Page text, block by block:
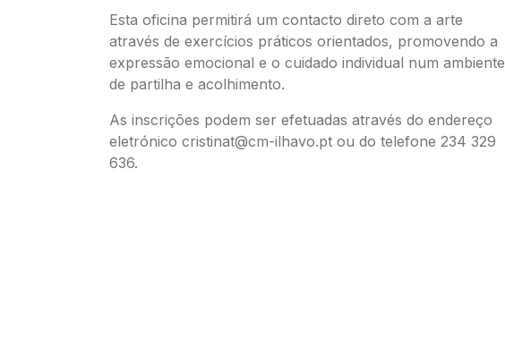
Esta oficina permitirá um contacto direto com a arte
através de exercícios práticos orientados, promovendo a
expressão emocional e o cuidado individual num ambiente
de partilha e acolhimento.
As inscrições podem ser efetuadas através do endereço
eletrónico cristinat@cm-ilhavo.pt ou do telefone 234 329
636.